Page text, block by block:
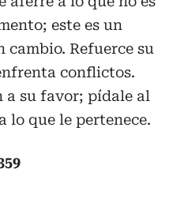
este es un
cambio. Refuerce su
conflictos.
a su favor; pídale al
lo que le pertenece.